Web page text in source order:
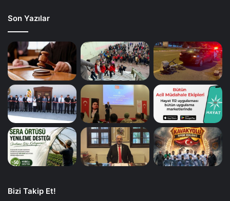
Son Yazılar
Bizi Takip Et!